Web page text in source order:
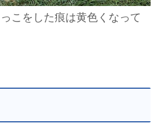
こをした痕は黄色くなって